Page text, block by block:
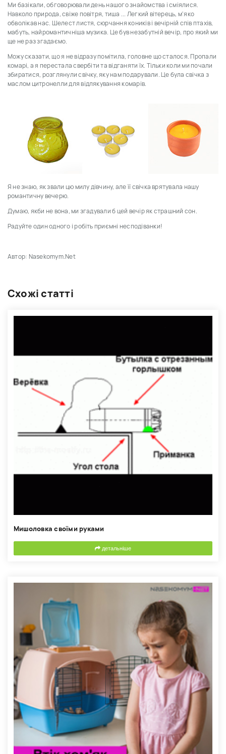
Ми базікали, обговорювали день нашого знайомства і сміялися.
Навколо природа, свіже повітря, тиша ... Легкий вітерець, м'яко
обволікав нас. Шелест листя, сюрчання коників і вечірній спів птахів,
мабуть, найромантичніша музика. Це був незабутній вечір, про який ми
ще не раз згадаємо.
Можу сказати, що я не відразу помітила, головне що сталося. Пропали
комарі, а я перестала свербіти та відганяти їх. Тільки коли ми почали
збиратися, розглянули свічку, яку нам подарували. Це була свічка з
маслом цитронелли для відлякування комарів.
Я не знаю, як звали цю милу дівчину, але її свічка врятувала нашу
романтичну вечерю.
Думаю, якби не вона, ми згадували б цей вечір як страшний сон.
Радуйте один одного і робіть приємні несподіванки!
Автор: Nasekomym.Net
Схожі статті
Мишоловка своїми руками
детальніше